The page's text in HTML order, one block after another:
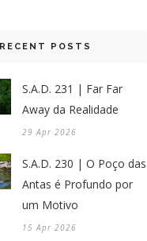
RECENT POSTS
S.A.D. 231 | Far Far
Away da Realidade
29 Apr 2026
S.A.D. 230 | O Poço das
Antas é Profundo por
um Motivo
15 Apr 2026